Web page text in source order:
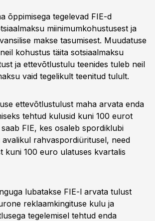
õppimisega tegelevad FIE-d
miinimumkohustusest ja
makse tasumisest. Muudatuse
kohustus täita sotsiaalmaksu
ja ettevõtlustulu teenides tuleb neil
vaid tegelikult teenitud tulult.
ettevõtlustulust maha arvata enda
tehtud kulusid kuni 100 eurot
FIE, kes osaleb spordiklubi
rahvaspordiüritusel, need
kuni 100 euro ulatuses kvartalis
lubatakse FIE-l arvata tulust
reklaamkingituse kulu ja
tegelemisel tehtud enda